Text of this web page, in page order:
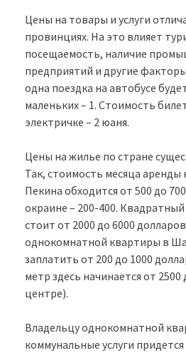
Цены на товары и услуги
провинциях. На это влияет
посещаемость, наличие
предприятий и другие
одна поездка на автобусе
маленьких – 1. Стоимость
электричке – 2 юаня.
Цены на жилье по стране
Так, стоимость месяца
Пекина обходится от 500 до
окраине – 200-400.
стоит от 2000 до 6000
однокомнатной квартиры в
заплатить от 200 до 1000
метр здесь начинается от
центре).
Владельцу однокомнатной
коммунальные услуги